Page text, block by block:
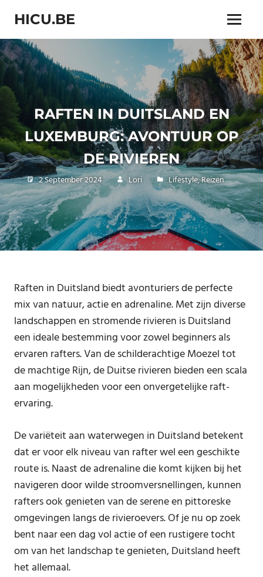
content
HICU.BE
"Hicu.be:
Groei,
Ontdek
en
Geniet
van
een
Gezonder
Leven!"
Menu
RAFTEN IN DUITSLAND EN
LUXEMBURG: AVONTUUR OP
DE RIVIEREN
2 September 2024 Lori Lifestyle,Reizen
Raften in Duitsland biedt avonturiers de perfecte
mix van natuur, actie en adrenaline. Met zijn diverse
landschappen en stromende rivieren is Duitsland
een ideale bestemming voor zowel beginners als
ervaren rafters. Van de schilderachtige Moezel tot
de machtige Rijn, de Duitse rivieren bieden een scala
aan mogelijkheden voor een onvergetelijke raft-
ervaring.
De variëteit aan waterwegen in Duitsland betekent
dat er voor elk niveau van rafter wel een geschikte
route is. Naast de adrenaline die komt kijken bij het
navigeren door wilde stroomversnellingen, kunnen
rafters ook genieten van de serene en pittoreske
omgevingen langs de rivieroevers. Of je nu op zoek
bent naar een dag vol actie of een rustigere tocht
om van het landschap te genieten, Duitsland heeft
het allemaal.